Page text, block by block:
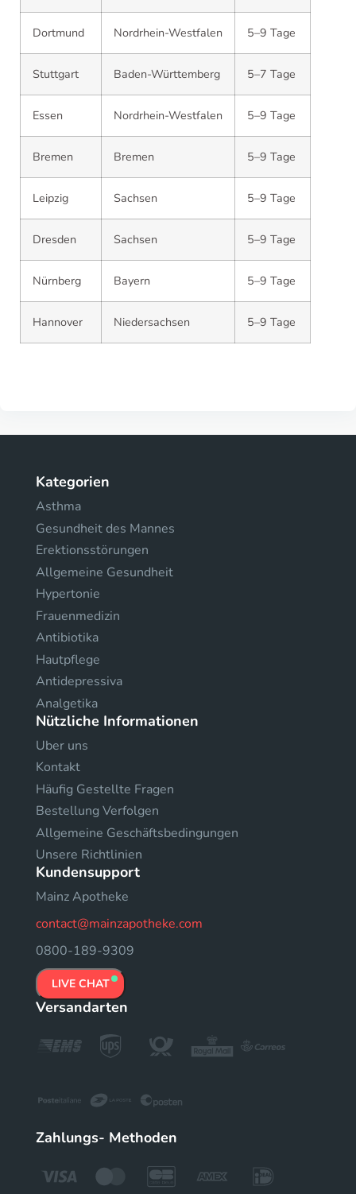
Dortmund Nordrhein-Westfalen 5–9 Tage
Stuttgart Baden-Württemberg 5–7 Tage
Essen Nordrhein-Westfalen 5–9 Tage
Bremen Bremen 5–9 Tage
Leipzig Sachsen 5–9 Tage
Dresden Sachsen 5–9 Tage
Nürnberg Bayern 5–9 Tage
Hannover Niedersachsen 5–9 Tage
Kategorien
Asthma
Gesundheit des Mannes
Erektionsstörungen
Allgemeine Gesundheit
Hypertonie
Frauenmedizin
Antibiotika
Hautpflege
Antidepressiva
Analgetika
Nützliche Informationen
Uber uns
Kontakt
Häufig Gestellte Fragen
Bestellung Verfolgen
Allgemeine Geschäftsbedingungen
Unsere Richtlinien
Kundensupport
Mainz Apotheke
contact@mainzapotheke.com
0800-189-9309
LIVE CHAT
Versandarten
Zahlungs- Methoden